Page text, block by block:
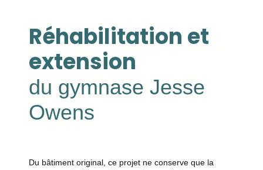
Réhabilitation et
extension
du gymnase Jesse
Owens
Du bâtiment original, ce projet ne conserve que la